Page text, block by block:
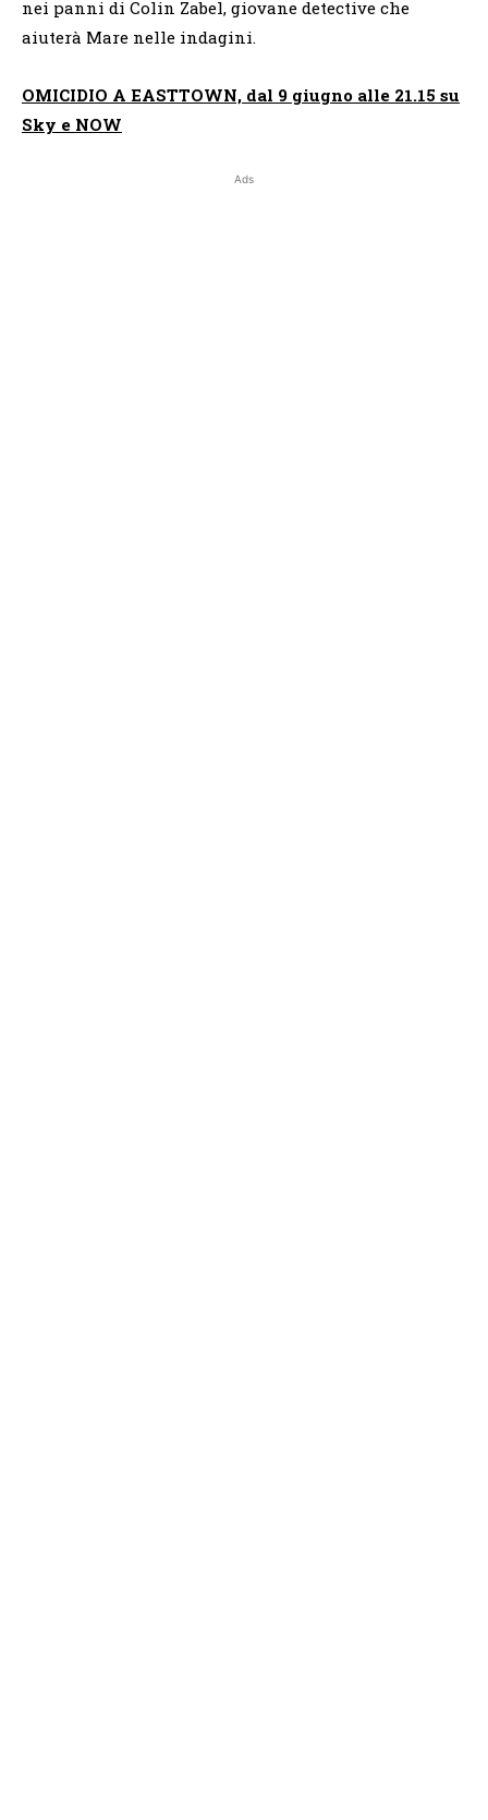
nei panni di Colin Zabel, giovane detective che
aiuterà Mare nelle indagini.
OMICIDIO A EASTTOWN, dal 9 giugno alle 21.15 su
Sky e NOW
Ads